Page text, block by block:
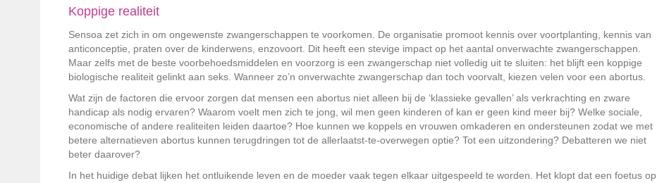
Koppige realiteit
Sensoa zet zich in om ongewenste zwangerschappen te voorkomen. De organisatie promoot kennis over voortplanting, kennis van
anticonceptie, praten over de kinderwens, enzovoort. Dit heeft een stevige impact op het aantal onverwachte zwangerschappen.
Maar zelfs met de beste voorbehoedsmiddelen en voorzorg is een zwangerschap niet volledig uit te sluiten: het blijft een koppige
biologische realiteit gelinkt aan seks. Wanneer zo’n onverwachte zwangerschap dan toch voorvalt, kiezen velen voor een abortus.
Wat zijn de factoren die ervoor zorgen dat mensen een abortus niet alleen bij de ‘klassieke gevallen’ als verkrachting en zware
handicap als nodig ervaren? Waarom voelt men zich te jong, wil men geen kinderen of kan er geen kind meer bij? Welke sociale,
economische of andere realiteiten leiden daartoe? Hoe kunnen we koppels en vrouwen omkaderen en ondersteunen zodat we met
betere alternatieven abortus kunnen terugdringen tot de allerlaatst-te-overwegen optie? Tot een uitzondering? Debatteren we niet
beter daarover?
In het huidige debat lijken het ontluikende leven en de moeder vaak tegen elkaar uitgespeeld te worden. Het klopt dat een foetus op